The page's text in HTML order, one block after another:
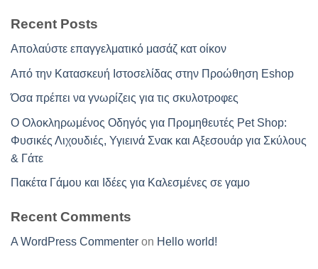
Recent Posts
Απολαύστε επαγγελματικό μασάζ κατ οίκον
Από την Κατασκευή Ιστοσελίδας στην Προώθηση Eshop
Όσα πρέπει να γνωρίζεις για τις σκυλοτροφες
Ο Ολοκληρωμένος Οδηγός για Προμηθευτές Pet Shop:
Φυσικές Λιχουδιές, Υγιεινά Σνακ και Αξεσουάρ για Σκύλους
& Γάτε
Πακέτα Γάμου και Ιδέες για Καλεσμένες σε γαμο
Recent Comments
A WordPress Commenter on Hello world!